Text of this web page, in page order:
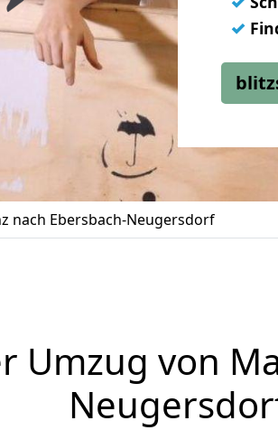
✓
nach Ebersbach-Neugersdorf
Umzug von